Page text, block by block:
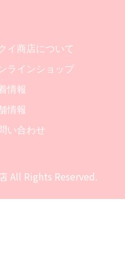
イ商店について
ラインショップ
情報
情報
い合わせ
All Rights Reserved.